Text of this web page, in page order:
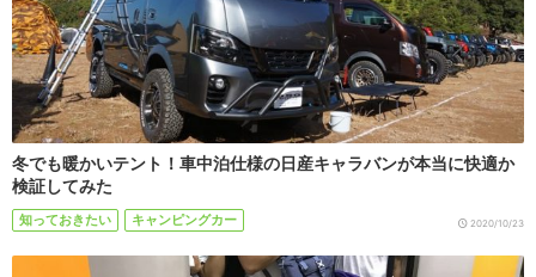
冬でも暖かいテント！車中泊仕様の日産キャラバンが本当に快適か
検証してみた
知っておきたい キャンピングカー 2020/10/23